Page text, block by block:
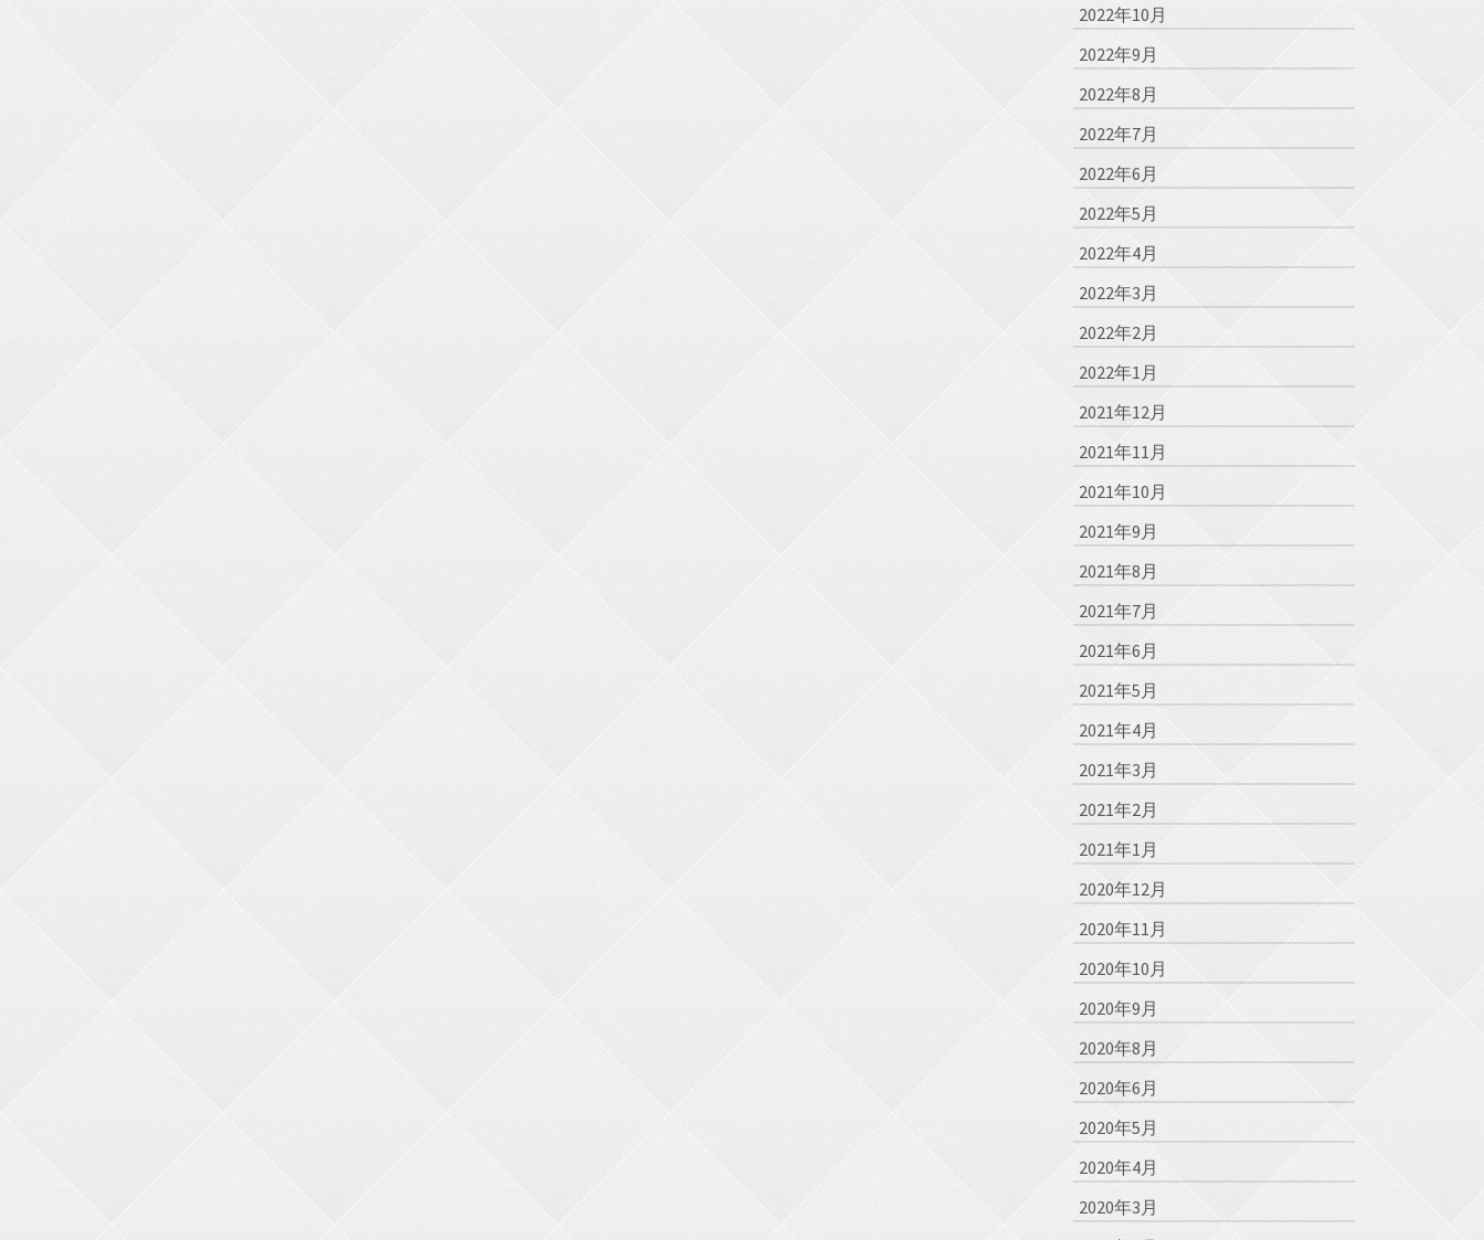
2022年10月
2022年9月
2022年8月
2022年7月
2022年6月
2022年5月
2022年4月
2022年3月
2022年2月
2022年1月
2021年12月
2021年11月
2021年10月
2021年9月
2021年8月
2021年7月
2021年6月
2021年5月
2021年4月
2021年3月
2021年2月
2021年1月
2020年12月
2020年11月
2020年10月
2020年9月
2020年8月
2020年6月
2020年5月
2020年4月
2020年3月